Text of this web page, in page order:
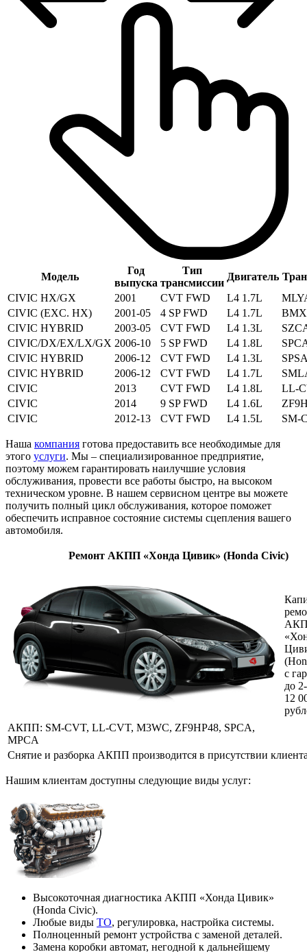
Модель
Год
выпуска
Тип
трансмиссии
Двигатель
CIVIC HX/GX
2001 CVT FWD L4 1.7L
CIVIC (EXC. HX)
2001-05 4 SP FWD L4 1.7L
CIVIC HYBRID
2003-05 CVT FWD L4 1.3L
CIVIC/DX/EX/LX/GX 2006-10 5 SP FWD L4 1.8L
CIVIC HYBRID
2006-12 CVT FWD L4 1.3L
CIVIC HYBRID
2006-12 CVT FWD L4 1.7L
CIVIC
2013 CVT FWD L4 1.8L
LL-
CIVIC
2014 9 SP FWD L4 1.6L
CIVIC
2012-13 CVT FWD L4 1.5L SM-
Наша компания готова предоставить все необходимые для
этого услуги. Мы – специализированное предприятие,
поэтому можем гарантировать наилучшие условия
обслуживания, провести все работы быстро, на высоком
техническом уровне. В нашем сервисном центре вы можете
получить полный цикл обслуживания, которое поможет
обеспечить исправное состояние системы сцепления вашего
автомобиля.
Ремонт АКПП «Хонда Цивик» (Honda Civic)
АКПП: SM-CVT, LL-CVT, M3WC, ZF9HP48, SPCA,
MPCA
с
до
12
Снятие и разборка АКПП производится в присутствии
Нашим клиентам доступны следующие виды услуг:
Высокоточная диагностика АКПП «Хонда Цивик»
(Honda Civic).
Любые виды ТО, регулировка, настройка системы.
Полноценный ремонт устройства с заменой деталей.
Замена коробки автомат, негодной к дальнейшему